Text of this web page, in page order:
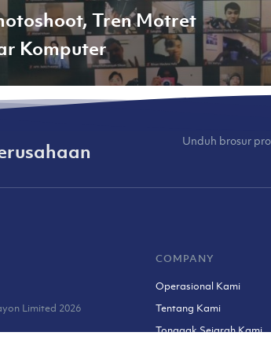
Tren Motret
Komputer
Unduh brosur
Limited 2026
COMPANY
Operasional Kami
Tentang Kami
Tonggak Sejarah Kami